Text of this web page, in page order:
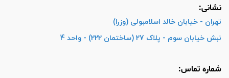
نشانی:
تهران - خیابان خالد اسلامبولی (وزرا)
نبش خیابان سوم - پلاک 27 (ساختمان 222) - واحد 4
شماره تماس: